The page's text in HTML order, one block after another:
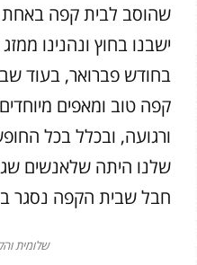
שהוסב לבית קפה באחת
ישבנו בחוץ ונהנינו
בחודש פברואר, בעוד
קפה טוב ומאפים
ורגועה, ובכלל בכל
שלנו היתה שלאנשים
חבל שבית הקפה נסגר בשעה
שלומית